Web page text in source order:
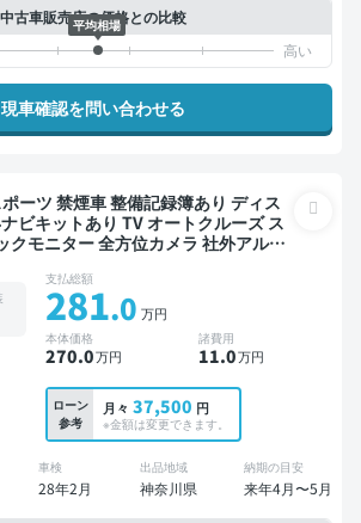
中古車販売店の価格との比較
平均相場
現車確認を問い合わせる
簿あり ディス
ビキットあり TV オートクルーズ ス
クモニター 全方位カメラ 社外アルミ
支払総額
281.0 万円
本体価格
270.0万円
諸費用
11.0万円
ローン
参考
月々 37,500 円
※金額は変更できます。
車検
28年2月
出品地域
神奈川県
納期の目安
来年4月〜5月